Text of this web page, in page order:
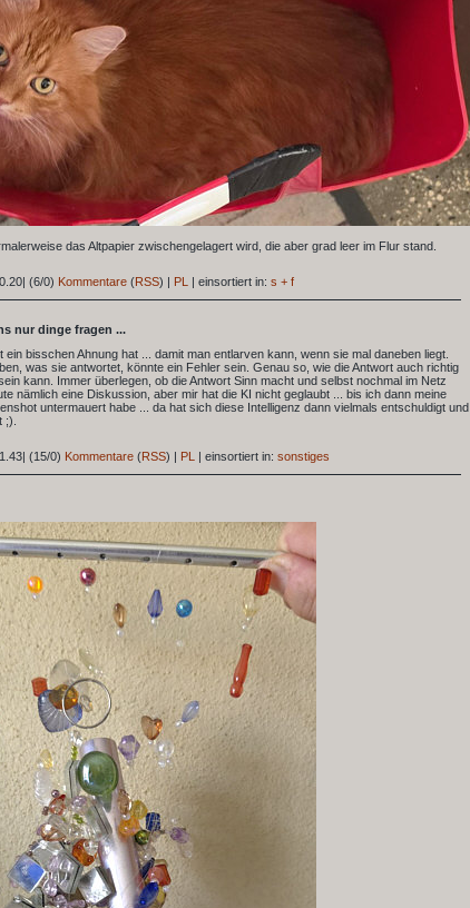
das Altpapier zwischengelagert wird, die aber grad leer im Flur stand.
| (6/0) Kommentare (RSS) | PL | einsortiert in: s + f
nur dinge fragen ...
ein bisschen Ahnung hat ... damit man entlarven kann, wenn sie mal daneben liegt.
was sie antwortet, könnte ein Fehler sein. Genau so, wie die Antwort auch richtig
kann. Immer überlegen, ob die Antwort Sinn macht und selbst nochmal im Netz
nämlich eine Diskussion, aber mir hat die KI nicht geglaubt ... bis ich dann meine
untermauert habe ... da hat sich diese Intelligenz dann vielmals entschuldigt und
;).
| (15/0) Kommentare (RSS) | PL | einsortiert in: sonstiges